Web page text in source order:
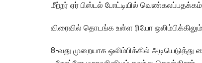
மீற்றர் ஏர் பிஸ்டல் போட்டியில்
விரைவில் தொடங்க உள்ள ரியோ
8-வது முறையாக ஒலிம்பிக்கில்